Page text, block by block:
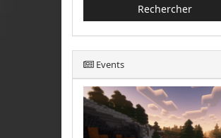
Rechercher
Events